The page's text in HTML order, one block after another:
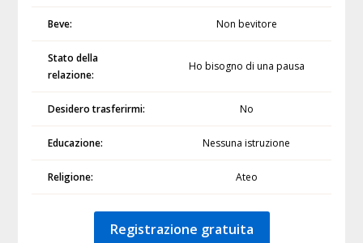
Beve: Non bevitore
Stato della
relazione:
Ho bisogno di una pausa
Desidero trasferirmi: No
Educazione: Nessuna istruzione
Religione: Ateo
Registrazione gratuita